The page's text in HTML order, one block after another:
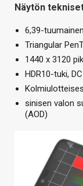
Näytön
6,39-
Triangular
1440 x 3120
HDR10-tuki,
sinisen valon
(AOD)